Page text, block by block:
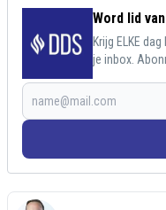
Word lid
Krijg ELKE
je inbox.